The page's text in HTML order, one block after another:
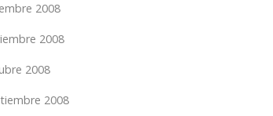
2008
2008
2008
2008